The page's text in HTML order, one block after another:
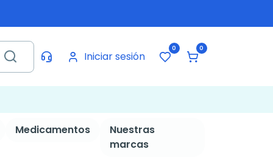
Iniciar sesión
0 0
Medicamentos
Nuestras
marcas